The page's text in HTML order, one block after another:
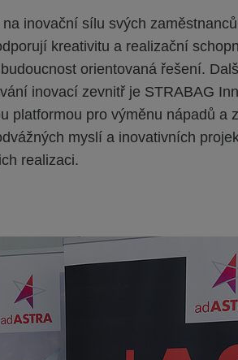
inovační sílu svých
kreativitu a realizační
orientovaná řešení.
inovací zevnitř je STRABAG
platformou pro výměnu nápadů a
myslí a inovativních
realizaci.